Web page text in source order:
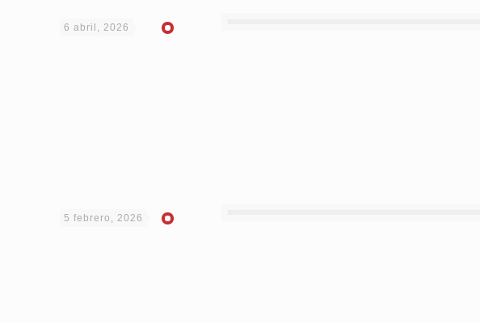
6 abril, 2026
5 febrero, 2026